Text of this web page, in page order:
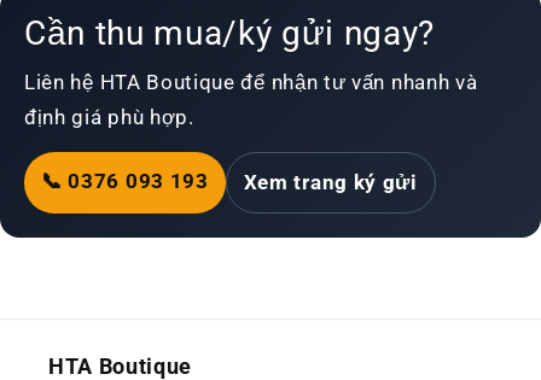
Cần thu mua/ký gửi ngay?
Liên hệ HTA Boutique để nhận tư vấn nhanh và
định giá phù hợp.
📞 0376 093 193 Xem trang ký gửi
HTA Boutique